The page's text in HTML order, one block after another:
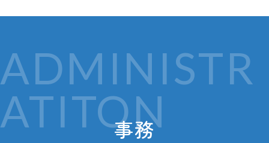
ADMINISTR
ATITON
事務